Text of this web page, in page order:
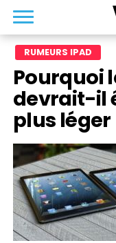
RUMEURS IPAD
Pourquoi
devrait-il
plus léger